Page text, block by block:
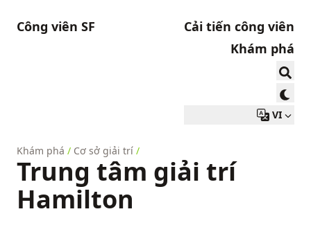
Công viên SF
Cải tiến công viên
Khám phá
VI
Khám phá / Cơ sở giải trí /
Trung tâm giải trí
Hamilton